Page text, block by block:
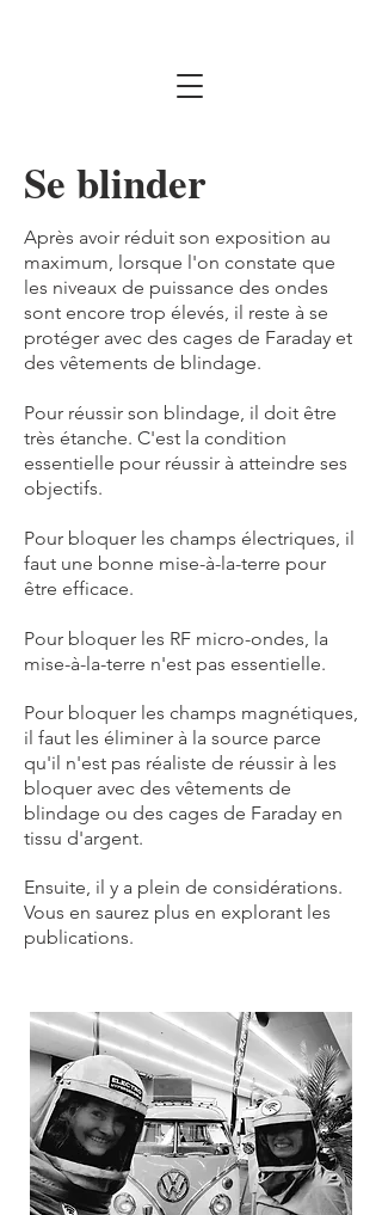
Se blinder
Après avoir réduit son exposition au
maximum, lorsque l'on constate que
les niveaux de puissance des ondes
sont encore trop élevés, il reste à se
protéger avec des cages de Faraday et
des vêtements de blindage.
Pour réussir son blindage, il doit être
très étanche. C'est la condition
essentielle pour réussir à atteindre ses
objectifs.
Pour bloquer les champs électriques, il
faut une bonne mise-à-la-terre pour
être efficace.
Pour bloquer les RF micro-ondes, la
mise-à-la-terre n'est pas essentielle.
Pour bloquer les champs magnétiques,
il faut les éliminer à la source parce
qu'il n'est pas réaliste de réussir à les
bloquer avec des vêtements de
blindage ou des cages de Faraday en
tissu d'argent.
Ensuite, il y a plein de considérations.
Vous en saurez plus en explorant les
publications.